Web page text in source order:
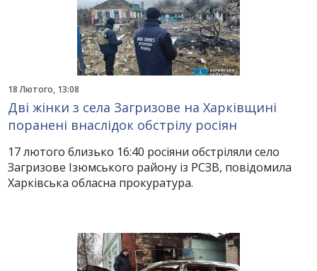
18 Лютого, 13:08
Дві жінки з села Загризове на Харківщині
поранені внаслідок обстрілу росіян
17 лютого близько 16:40 росіяни обстріляли село
Загризове Ізюмського району із РСЗВ, повідомила
Харківська обласна прокуратура.